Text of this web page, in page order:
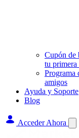
Cupón de
tu primera
Programa
amigos
Ayuda y Soporte
Blog
Acceder Ahora